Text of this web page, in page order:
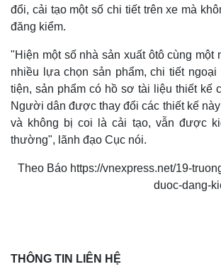
đổi, cải tạo một số chi tiết trên xe mà
đăng kiểm.
"Hiện một số nhà sản xuất ôtô cùng một
nhiều lựa chọn sản phẩm, chi tiết
tiện, sản phẩm có hồ sơ tài liệu thiết kế
Người dân được thay đổi các thiết kế
và không bị coi là cải tạo, vẫn được
thường", lãnh đạo Cục nói.
Theo Báo https://vnexpress.net/19-
duoc-dang-
THÔNG TIN LIÊN HỆ